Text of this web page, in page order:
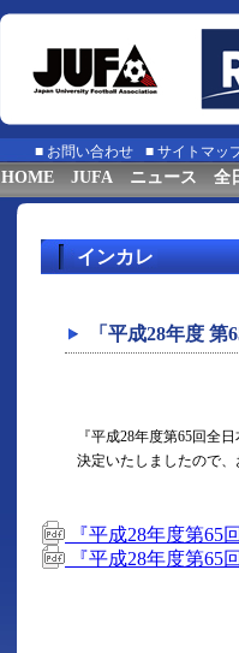
■ お問い合わせ ■ サイトマッ
HOME JUFA ニュース 全
インカレ
「平成28年度
『平成28年度第65回全
決定いたしましたので、
『平成28年度第65
『平成28年度第65